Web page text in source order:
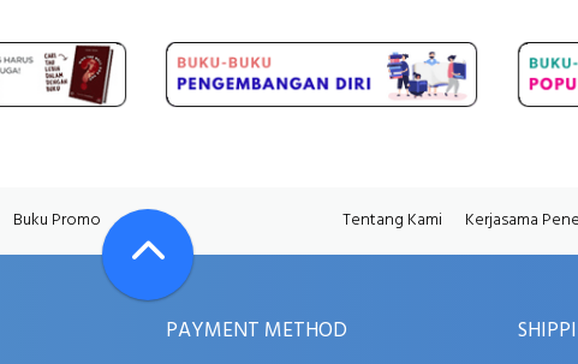
Buku Promo Tentang Kami Kerjasama
PAYMENT METHOD